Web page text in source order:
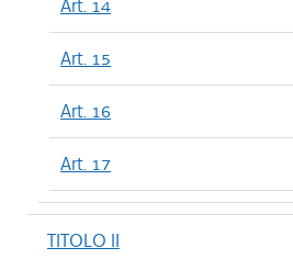
Art. 14
Art. 15
Art. 16
Art. 17
TITOLO II